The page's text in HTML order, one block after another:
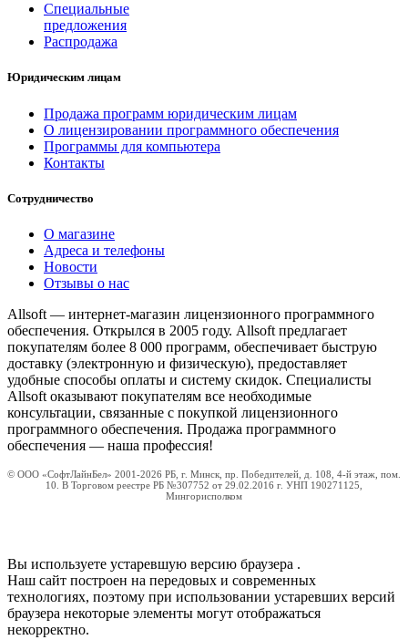
Специальные
предложения
Распродажа
Юридическим лицам
Продажа программ юридическим лицам
О лицензировании программного обеспечения
Программы для компьютера
Контакты
Сотрудничество
О магазине
Адреса и телефоны
Новости
Отзывы о нас
Allsoft — интернет-магазин лицензионного программного
обеспечения. Открылся в 2005 году. Allsoft предлагает
покупателям более 8 000 программ, обеспечивает быструю
доставку (электронную и физическую), предоставляет
удобные способы оплаты и систему скидок. Специалисты
Allsoft оказывают покупателям все необходимые
консультации, связанные с покупкой лицензионного
программного обеспечения. Продажа программного
обеспечения — наша профессия!
© ООО «СофтЛайнБел» 2001-2026 РБ, г. Минск, пр. Победителей, д. 108, 4-й этаж, пом.
10. В Торговом реестре РБ №307752 от 29.02.2016 г. УНП 190271125,
Мингорисполком
Вы используете устаревшую версию браузера .
Наш сайт построен на передовых и современных
технологиях, поэтому при использовании устаревших версий
браузера некоторые элементы могут отображаться
некорректно.